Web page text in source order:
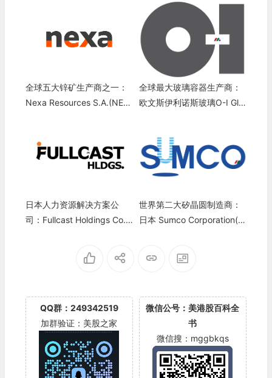
全球五大锌矿生产商之一：
Nexa Resources S.A.(NEX
全球最大玻璃容器生产商：
欧文斯伊利诺斯玻璃O-I Gla
日本人力资源解决方案公
司：Fullcast Holdings Co.,
世界第二大矽晶圆制造商：
日本 Sumco Corporation(S
QQ群：249342519
加群验证：美股之家
微信公号：美港股百科全
书
微信搜：mggbkqs